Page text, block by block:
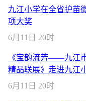
九江小学在全省护苗
项大奖
6月11日 20时
《宝韵流芳——九江
精品联展》走进九江
6月11日 20时